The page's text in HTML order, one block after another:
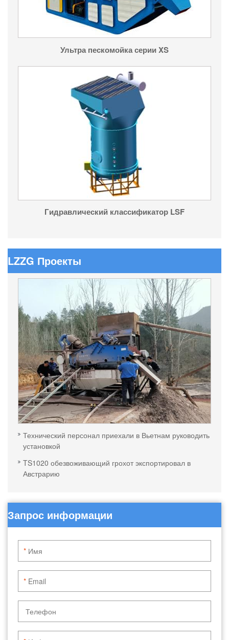
Ультра пескомойка серии XS
Гидравлический классификатор LSF
LZZG Проекты
Технический персонал приехали в Вьетнам руководить
установкой
TS1020 обезвоживающий грохот экспортировал в
Австрарию
Запрос информации
*
*